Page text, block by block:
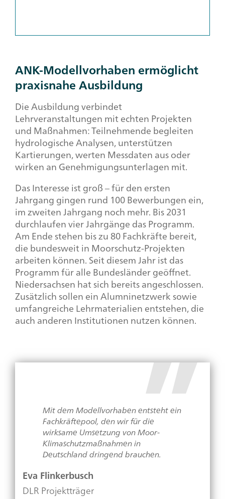
ANK-Modellvorhaben ermöglicht
praxisnahe Ausbildung
Die Ausbildung verbindet
Lehrveranstaltungen mit echten Projekten
und Maßnahmen: Teilnehmende begleiten
hydrologische Analysen, unterstützen
Kartierungen, werten Messdaten aus oder
wirken an Genehmigungsunterlagen mit.
Das Interesse ist groß – für den ersten
Jahrgang gingen rund 100 Bewerbungen ein,
im zweiten Jahrgang noch mehr. Bis 2031
durchlaufen vier Jahrgänge das Programm.
Am Ende stehen bis zu 80 Fachkräfte bereit,
die bundesweit in Moorschutz-Projekten
arbeiten können. Seit diesem Jahr ist das
Programm für alle Bundesländer geöffnet.
Niedersachsen hat sich bereits angeschlossen.
Zusätzlich sollen ein Alumninetzwerk sowie
umfangreiche Lehrmaterialien entstehen, die
auch anderen Institutionen nutzen können.
Mit dem Modellvorhaben entsteht ein
Fachkräftepool, den wir für die
wirksame Umsetzung von Moor-
Klimaschutzmaßnahmen in
Deutschland dringend brauchen.
Eva Flinkerbusch
DLR Projektträger